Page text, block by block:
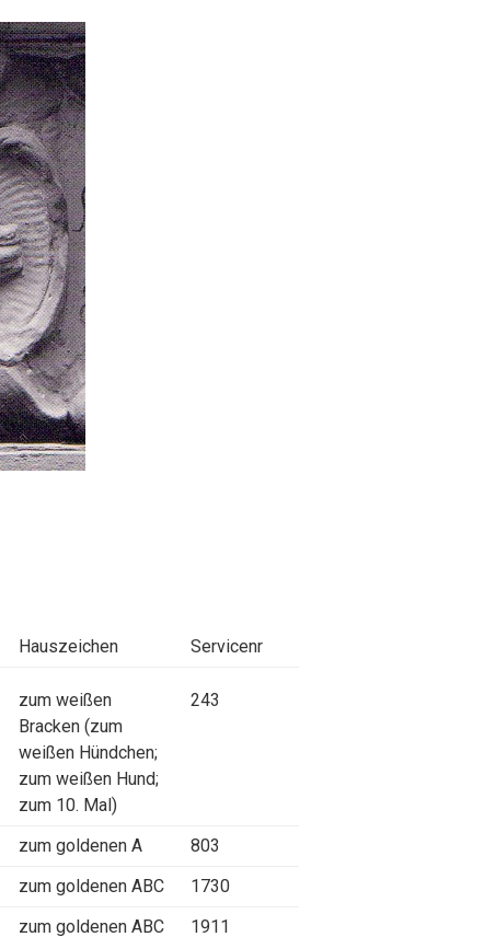
Hauszeichen Servicenr
zum weißen
Bracken (zum
weißen Hündchen;
zum weißen Hund;
zum 10. Mal)
243
zum goldenen A
803
zum goldenen ABC
1730
zum goldenen ABC 1911